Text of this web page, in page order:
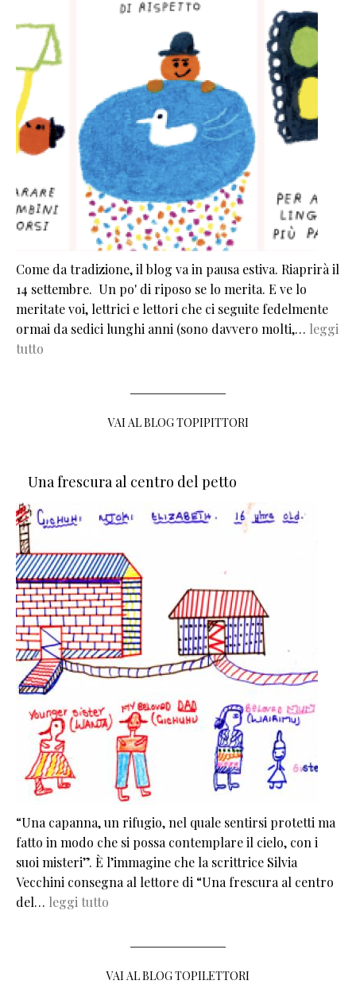
Come da tradizione, il blog va in pausa estiva. Riaprirà il
14 settembre. Un po' di riposo se lo merita. E ve lo
meritate voi, lettrici e lettori che ci seguite fedelmente
ormai da sedici lunghi anni (sono davvero molti,… leggi
tutto
VAI AL BLOG TOPIPITTORI
Una frescura al centro del petto
“Una capanna, un rifugio, nel quale sentirsi protetti ma
fatto in modo che si possa contemplare il cielo, con i
suoi misteri”. È l’immagine che la scrittrice Silvia
Vecchini consegna al lettore di “Una frescura al centro
del… leggi tutto
VAI AL BLOG TOPILETTORI